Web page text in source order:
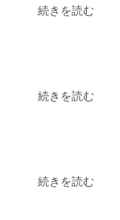
続きを読む
続きを読む
続きを読む